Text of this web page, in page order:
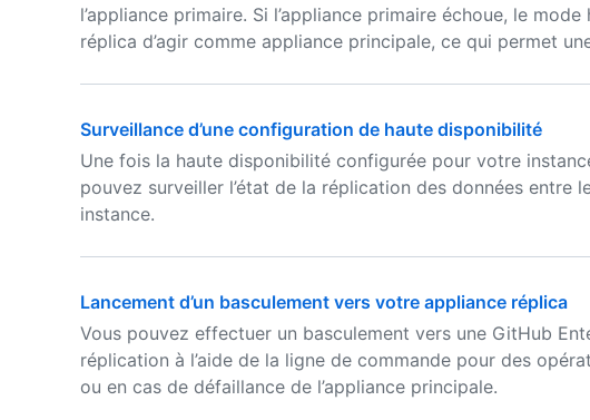
l’appliance primaire. Si l’appliance primaire échoue, le
réplica d’agir comme appliance principale, ce qui permet
Surveillance d’une configuration de haute disponibilité
Une fois la haute disponibilité configurée pour votre
pouvez surveiller l’état de la réplication des données entre
instance.
Lancement d’un basculement vers votre appliance réplica
Vous pouvez effectuer un basculement vers une GitHub
réplication à l’aide de la ligne de commande pour des
ou en cas de défaillance de l’appliance principale.